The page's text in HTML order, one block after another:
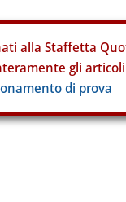
alla Staffetta
gli
di prova